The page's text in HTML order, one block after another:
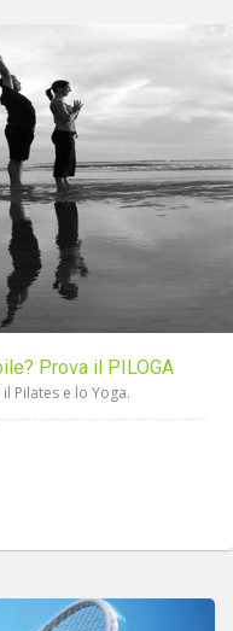
Prova il PILOGA
Pilates e lo Yoga.